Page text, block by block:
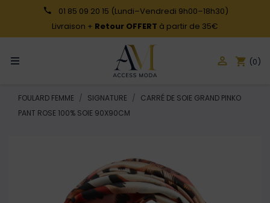
01 85 09 20 15 (Lundi–Vendredi 9h00–18h30)
Livraison + Retour OFFERT à partir de 35€
 shopping_cart (0)
FOULARD FEMME SIGNATURE
CARRÉ DE SOIE GRAND PINKO
PANT ROSE 100% SOIE 90X90CM